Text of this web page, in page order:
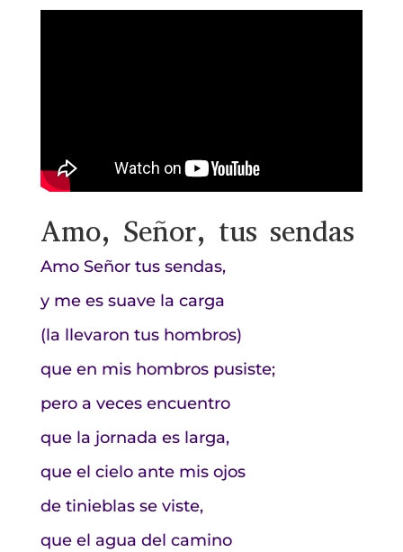
Amo, Señor, tus sendas
Amo Señor tus sendas,
y me es suave la carga
(la llevaron tus hombros)
que en mis hombros pusiste;
pero a veces encuentro
que la jornada es larga,
que el cielo ante mis ojos
de tinieblas se viste,
que el agua del camino